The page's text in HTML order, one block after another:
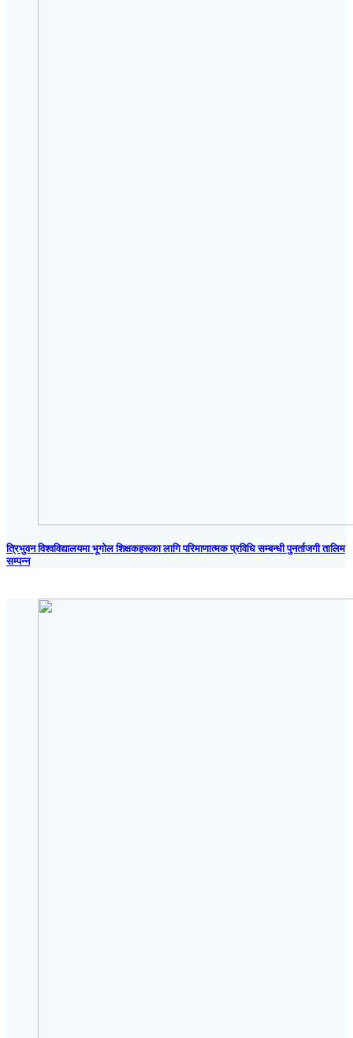
त्रिभुवन विश्वविद्यालयमा भूगोल शिक्षकहरूका लागि परिमाणात्मक प्रविधि सम्बन्धी पुनर्ताजगी तालिम
सम्पन्न